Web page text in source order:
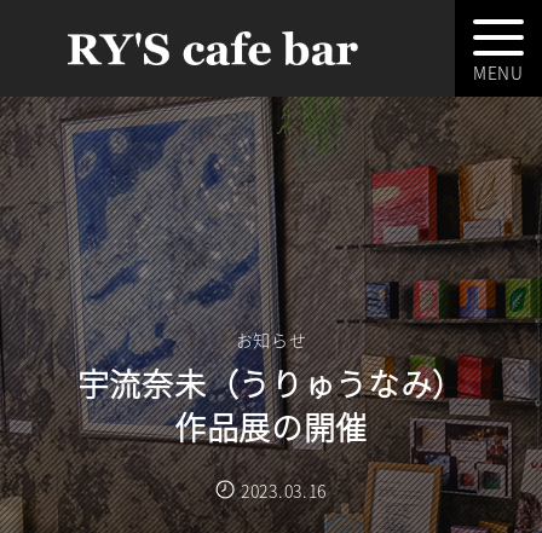
お知らせ
宇流奈未（うりゅうなみ）
作品展の開催
2023.03.16